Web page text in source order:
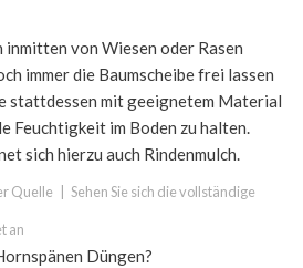
von Wiesen oder Rasen
immer die Baumscheibe frei lassen
stattdessen mit geeignetem Material
Feuchtigkeit im Boden zu halten.
sich hierzu auch Rindenmulch.
Quelle Sehen Sie sich die vollständige
an
Düngen?